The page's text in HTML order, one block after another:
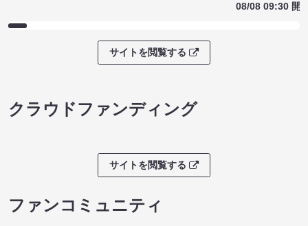
08/08 09:30 開
サイトを閲覧する
クラウドファンディング
サイトを閲覧する
ファンコミュニティ